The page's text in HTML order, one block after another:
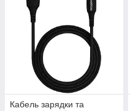
Кабель зарядки та